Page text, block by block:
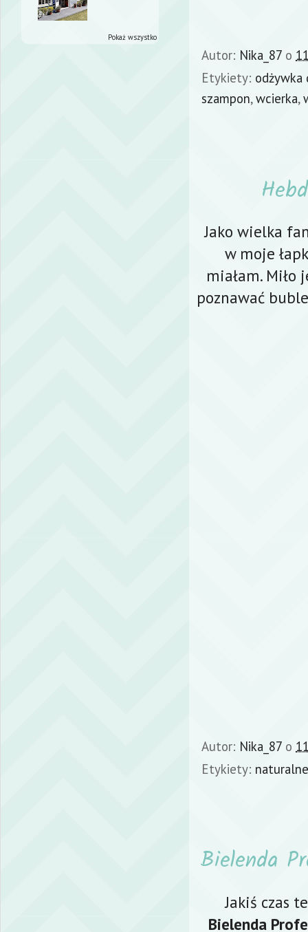
Autor: Nika_87 o
Etykiety: odżywka
szampon,wcierka,
Jako wielka
w moje
miałam.
poznawać
Autor: Nika_87 o
Etykiety: naturalne
Bielenda
Jakiś czas
Bielenda
Pokaż wszystko